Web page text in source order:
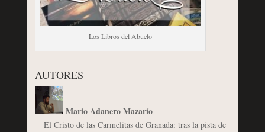
Los Libros del Abuelo
AUTORES
Mario Adanero Mazarío
El Cristo de las Carmelitas de Granada: tras la pista de